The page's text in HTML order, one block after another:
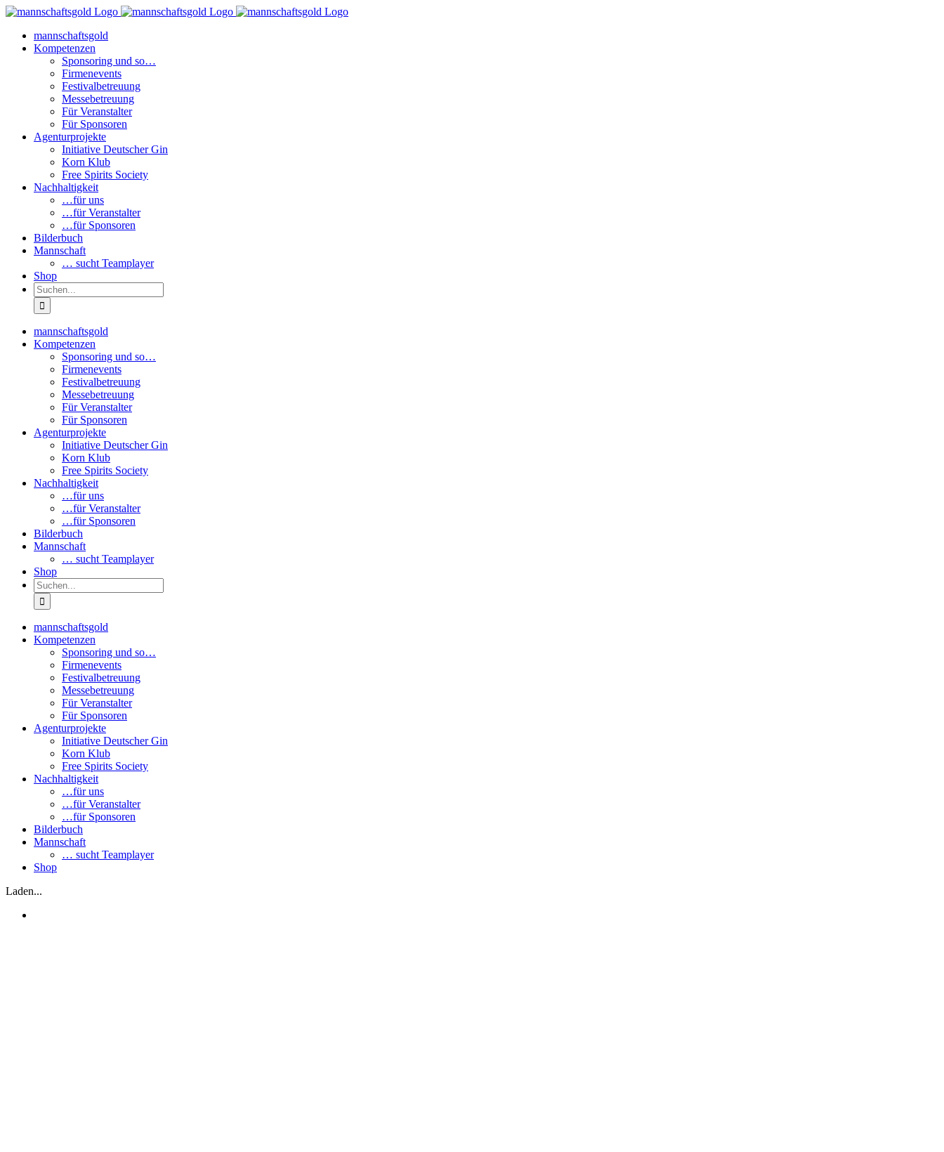
Zum
springenmannschaftsgold
Kompetenzen
Sponsoring und so…
Firmenevents
Festivalbetreuung
Messebetreuung
Für Veranstalter
Für Sponsoren
Agenturprojekte
Initiative Deutscher Gin
Korn Klub
Free Spirits Society
Nachhaltigkeit
…für uns
…für Veranstalter
…für Sponsoren
Bilderbuch
Mannschaft
… sucht Teamplayer
Shop
Suche
nach:
mannschaftsgold
Kompetenzen
Sponsoring und so…
Firmenevents
Festivalbetreuung
Messebetreuung
Für Veranstalter
Für Sponsoren
Agenturprojekte
Initiative Deutscher Gin
Korn Klub
Free Spirits Society
Nachhaltigkeit
…für uns
…für Veranstalter
…für Sponsoren
Bilderbuch
Mannschaft
… sucht Teamplayer
Shop
Suche
nach:
mannschaftsgold
Kompetenzen
Sponsoring und so…
Firmenevents
Festivalbetreuung
Messebetreuung
Für Veranstalter
Für Sponsoren
Agenturprojekte
Initiative Deutscher Gin
Korn Klub
Free Spirits Society
Nachhaltigkeit
…für uns
…für Veranstalter
…für Sponsoren
Bilderbuch
Mannschaft
… sucht Teamplayer
Shop
Laden...